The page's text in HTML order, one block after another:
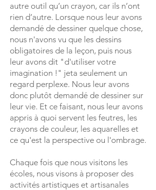
autre outil qu’un crayon, car ils n’ont
rien d’autre. Lorsque nous leur avons
demandé de dessiner quelque chose,
nous n'avons vu que les dessins
obligatoires de la leçon, puis nous
leur avons dit "d'utiliser votre
imagination !" jeta seulement un
regard perplexe. Nous leur avons
donc plutôt demandé de dessiner sur
leur vie. Et ce faisant, nous leur avons
appris à quoi servent les feutres, les
crayons de couleur, les aquarelles et
ce qu'est la perspective ou l'ombrage.
Chaque fois que nous visitons les
écoles, nous visons à proposer des
activités artistiques et artisanales